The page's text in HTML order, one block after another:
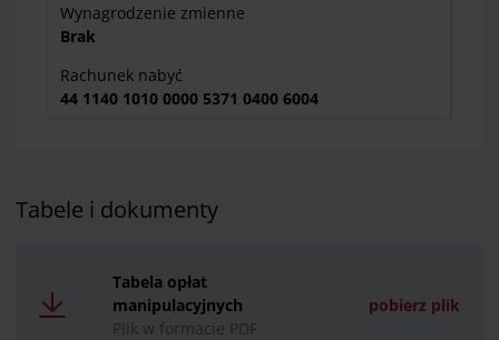
Wynagrodzenie zmienne
Brak
Rachunek nabyć
44 1140 1010 0000 5371 0400 6004
Tabele i dokumenty
Tabela opłat
manipulacyjnych
Plik w formacie PDF
pobierz plik